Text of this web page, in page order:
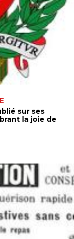
sur ses
la joie de